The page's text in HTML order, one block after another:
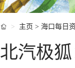
 主页 > 海口每日
北汽极